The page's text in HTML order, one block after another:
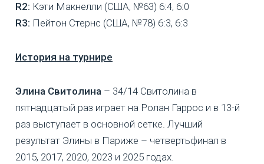
R2: Кэти Макнелли (США, №63) 6:4, 6:0
R3: Пейтон Стернс (США, №78) 6:3, 6:3
История на турнире
Элина Свитолина – 34/14 Свитолина в
пятнадцатый раз играет на Ролан Гаррос и в 13-й
раз выступает в основной сетке. Лучший
результат Элины в Париже – четвертьфинал в
2015, 2017, 2020, 2023 и 2025 годах.